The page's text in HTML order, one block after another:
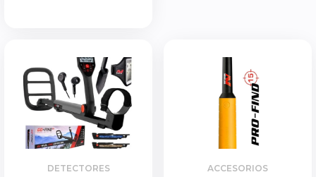
DETECTORES ACCESORIOS